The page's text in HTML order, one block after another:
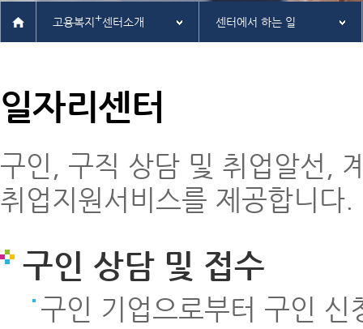
고용복지 +센터소개 센터에서 하는 일
일자리센터
구인, 구직 상담 및 취업알선,
취업지원서비스를 제공합니다.
구인 상담 및 접수
구인 기업으로부터 구인